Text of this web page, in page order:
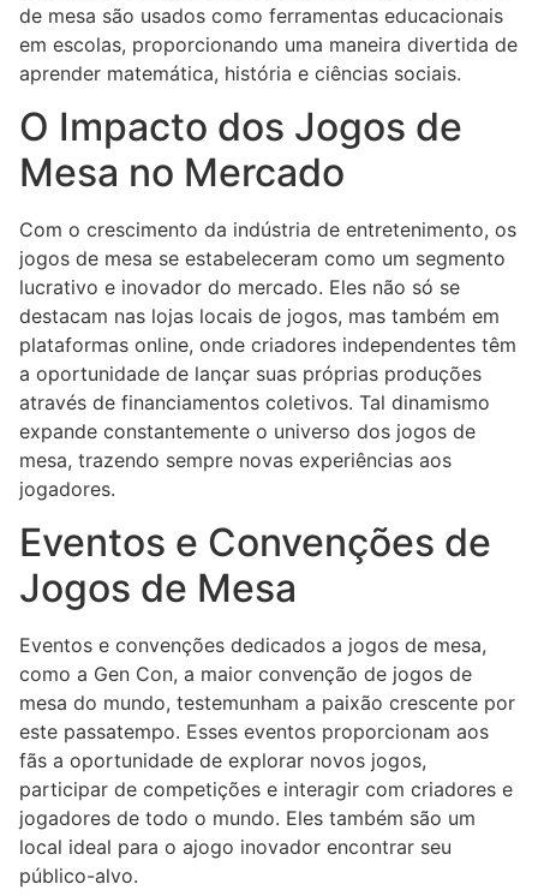
de mesa são usados como ferramentas educacionais
em escolas, proporcionando uma maneira divertida de
aprender matemática, história e ciências sociais.
O Impacto dos Jogos de
Mesa no Mercado
Com o crescimento da indústria de entretenimento, os
jogos de mesa se estabeleceram como um segmento
lucrativo e inovador do mercado. Eles não só se
destacam nas lojas locais de jogos, mas também em
plataformas online, onde criadores independentes têm
a oportunidade de lançar suas próprias produções
através de financiamentos coletivos. Tal dinamismo
expande constantemente o universo dos jogos de
mesa, trazendo sempre novas experiências aos
jogadores.
Eventos e Convenções de
Jogos de Mesa
Eventos e convenções dedicados a jogos de mesa,
como a Gen Con, a maior convenção de jogos de
mesa do mundo, testemunham a paixão crescente por
este passatempo. Esses eventos proporcionam aos
fãs a oportunidade de explorar novos jogos,
participar de competições e interagir com criadores e
jogadores de todo o mundo. Eles também são um
local ideal para o ajogo inovador encontrar seu
público-alvo.